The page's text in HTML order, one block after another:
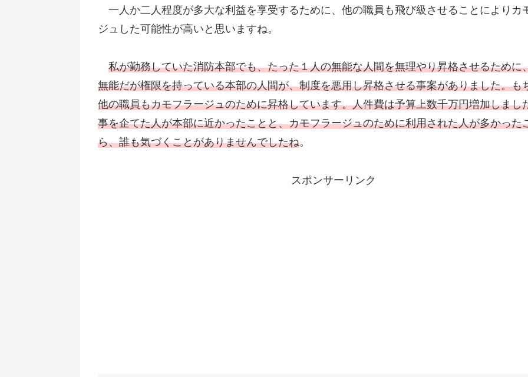
一人か二人程度が多大な利益を享受するために、他の職員も飛び級させることによりカ
ジュした可能性が高いと思いますね。
私が勤務していた消防本部でも、たった１人の無能な人間を無理やり昇格させるために
無能だが権限を持っている本部の人間が、制度を悪用し昇格させる事案がありました。も
他の職員もカモフラージュのために昇格しています。人件費は予算上数千万円増加しまし
事を企てた人が本部に近かったことと、カモフラージュのために利用された人が多かった
ら、誰も気づくことがありませんでしたね。
スポンサーリンク